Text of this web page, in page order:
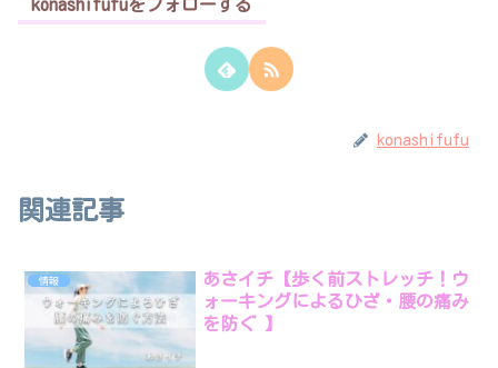
konashifufuをフォローする
konashifufu
関連記事
情報
あさイチ【歩く前ストレッチ！ウ
ォーキングによるひざ・腰の痛み
を防ぐ 】